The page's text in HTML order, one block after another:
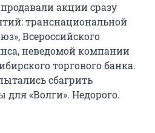
акции сразу
транснациональной
Всероссийского
неведомой компании
торгового банка.
сбагрить
«Волги». Недорого.